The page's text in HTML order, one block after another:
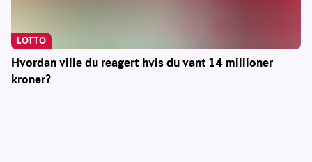
Hvordan ville du reagert hvis du vant 14 millioner
kroner?
LOTTO